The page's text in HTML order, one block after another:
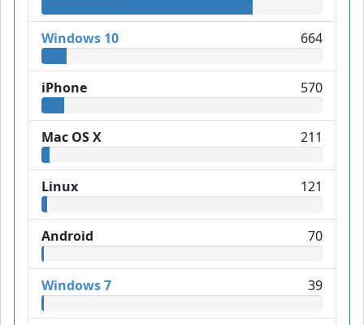
Windows 10 664
iPhone 570
Mac OS X 211
Linux 121
Android 70
Windows 7 39